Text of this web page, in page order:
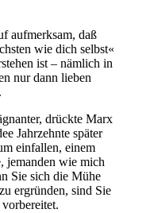
auf­merk­sam, daß
wie dich selbst«
ist – näm­lich in
nur dann lie­ben
drück­te Marx
Jahr­zehn­te spä­ter
ein­fal­len, einem
jeman­den wie mich
Sie sich die Mühe
ergrün­den, sind Sie